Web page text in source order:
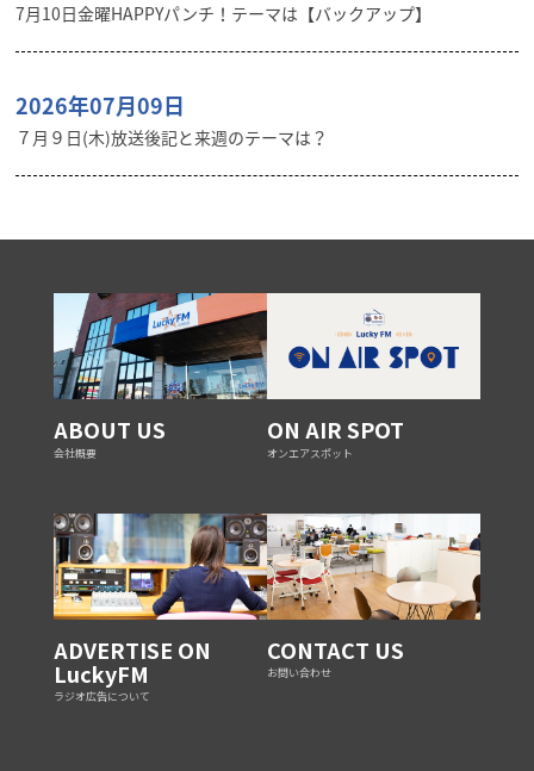
7月10日金曜HAPPYパンチ！テーマは【バックアップ】
2026年07月09日
７月９日(木)放送後記と来週のテーマは？
ABOUT US
会社概要
ON AIR SPOT
オンエアスポット
ADVERTISE ON
LuckyFM
ラジオ広告について
CONTACT US
お問い合わせ